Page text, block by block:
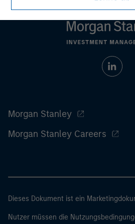
Morgan Stanley
Morgan Stanley Careers
Dieses Dokument ist ein
Nutzer müssen die